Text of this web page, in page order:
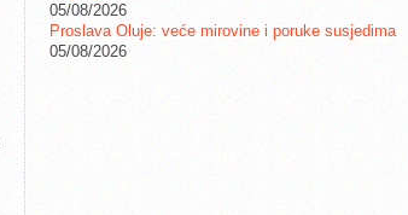
05/08/2026
Proslava Oluje: veće mirovine i poruke susjedima
05/08/2026